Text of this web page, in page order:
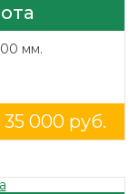
мм.
35 000 руб.